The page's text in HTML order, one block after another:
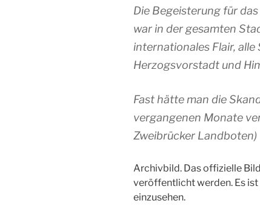
Die Begeisterung für
war in der gesamten
internationales Flair,
Herzogsvorstadt und
Fast hätte man die
vergangenen Monate
Zweibrücker Landboten)
Archivbild. Das offizielle
veröffentlicht werden. Es
einzusehen.